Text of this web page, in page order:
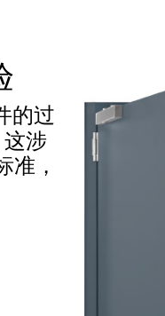
的过
涉
准，